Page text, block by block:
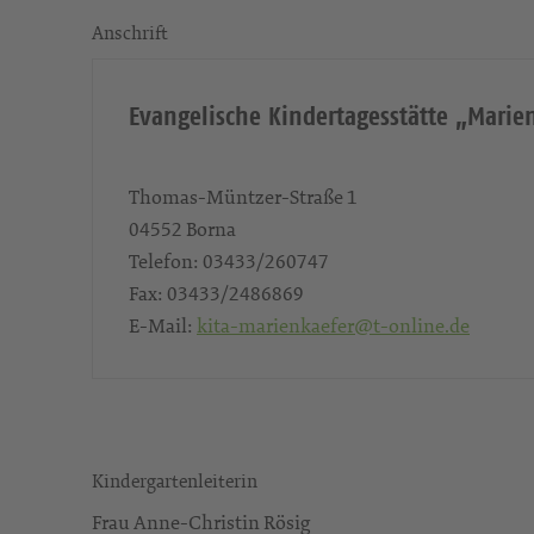
Anschrift
Evangelische Kindertagesstätte
Thomas-Müntzer-Straße 1
04552 Borna
Telefon: 03433/260747
Fax: 03433/2486869
E-Mail: kita-marienkaefer@t-online.de
Kindergartenleiterin
Frau Anne-Christin Rösig